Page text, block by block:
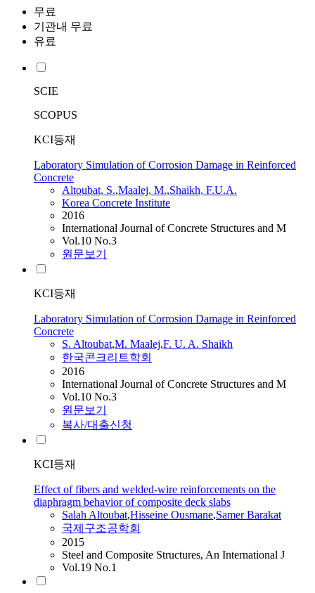
무료
기관내 무료
유료
SCIE
SCOPUS
KCI등재
Laboratory Simulation of Corrosion Damage in Reinforced
Concrete
Altoubat, S.,Maalej, M.,Shaikh, F.U.A.
Korea Concrete Institute
2016
International Journal of Concrete Structures and M
Vol.10 No.3
원문보기
KCI등재
Laboratory Simulation of Corrosion Damage in Reinforced
Concrete
S. Altoubat,M. Maalej,F. U. A. Shaikh
한국콘크리트학회
2016
International Journal of Concrete Structures and M
Vol.10 No.3
원문보기
복사/대출신청
KCI등재
Effect of fibers and welded-wire reinforcements on the
diaphragm behavior of composite deck slabs
SalahAltoubat,Hisseine Ousmane,Samer Barakat
국제구조공학회
2015
Steel and Composite Structures, An International J
Vol.19 No.1